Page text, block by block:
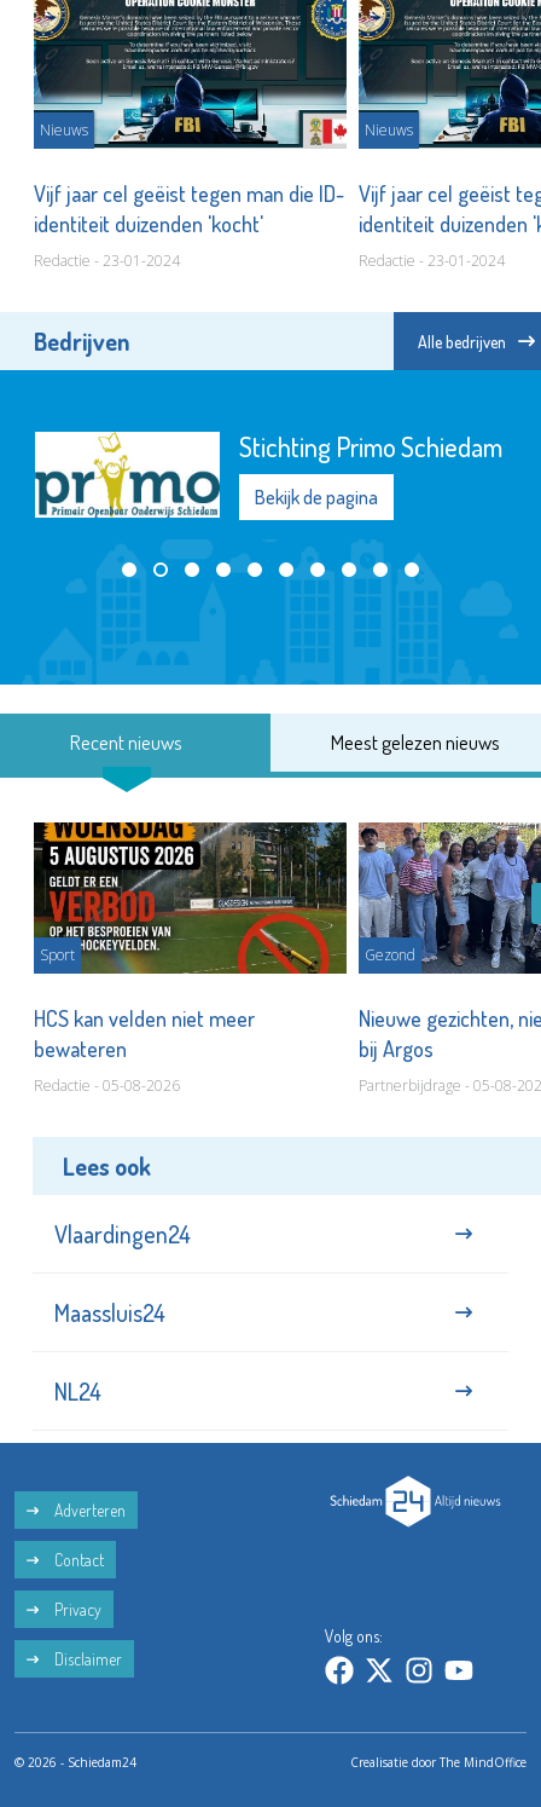
Nieuws
Vijf jaar cel geëist tegen man die ID-
identiteit duizenden 'kocht'
Redactie - 23-01-2024
Nieuws
Vijf jaar cel geëist
identiteit duizenden
Redactie - 23-01-2024
Bedrijven Alle bedrijven
Stichting Primo Schiedam
Bekijk de pagina
Recent nieuws Meest gelezen nieuws
Sport
HCS kan velden niet meer
bewateren
Redactie - 05-08-2026
Gezond
Nieuwe gezichten,
bij Argos
Partnerbijdrage - 05-08-
Lees ook
Vlaardingen24
Maassluis24
NL24
Adverteren
Contact
Privacy
Disclaimer
Volg ons:
© 2026 - Schiedam24 Crealisatie doorThe MindOffice